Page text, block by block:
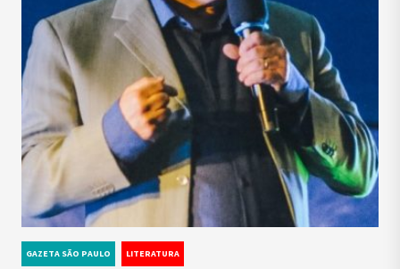
GAZETA SÃO PAULO LITERATURA